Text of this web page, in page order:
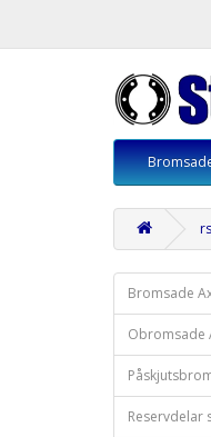
Bromsade
Obromsade
Reservdelar